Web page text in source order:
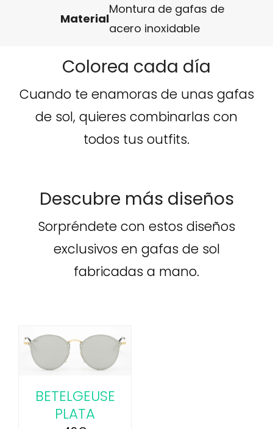
Material
Montura de gafas de
acero inoxidable
Colorea cada día
Cuando te enamoras de unas gafas
de sol, quieres combinarlas con
todos tus outfits.
Descubre más diseños
Sorpréndete con estos diseños
exclusivos en gafas de sol
fabricadas a mano.
BETELGEUSE
PLATA